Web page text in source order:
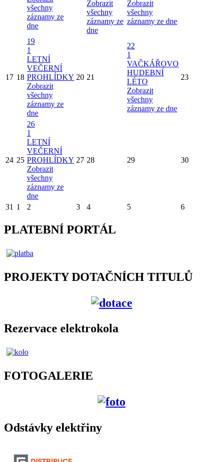
všechny
záznamy ze
dne
Zobrazit
všechny
záznamy ze
dne
Zobrazit
všechny
záznamy ze dne
17 18
19
1
LETNÍ
VEČERNÍ
PROHLÍDKY
Zobrazit
všechny
záznamy ze
dne
20 21
22
1
VAČKÁŘOVO
HUDEBNÍ
LÉTO
Zobrazit
všechny
záznamy ze dne
23
24 25
26
1
LETNÍ
VEČERNÍ
PROHLÍDKY
Zobrazit
všechny
záznamy ze
dne
27 28 29 30
31 1 2 3 4 5 6
PLATEBNÍ PORTÁL
PROJEKTY DOTAČNÍCH TITULŮ
Rezervace elektrokola
FOTOGALERIE
Odstávky elektřiny